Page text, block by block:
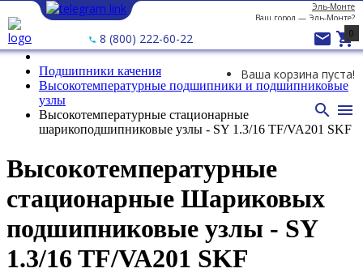
Эль-Монте
Ваш город — Эль-Монте?
8 (800) 222-60-22  
0
Ваша корзина пуста!
 
Подшипники качения
Высокотемпературные подшипники и подшипниковые
узлы
Высокотемпературные стационарные
шарикоподшипниковые узлы - SY 1.3/16 TF/VA201 SKF
Высокотемпературные
стационарные Шариковых
подшипниковые узлы - SY
1.3/16 TF/VA201 SKF